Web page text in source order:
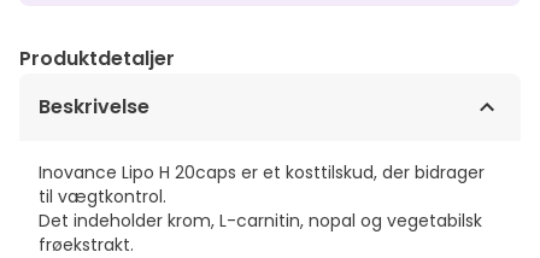
Produktdetaljer
Beskrivelse
Inovance Lipo H 20caps er et kosttilskud, der bidrager
til vægtkontrol.
Det indeholder krom, L-carnitin, nopal og vegetabilsk
frøekstrakt.